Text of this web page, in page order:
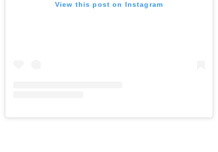
View this post on Instagram